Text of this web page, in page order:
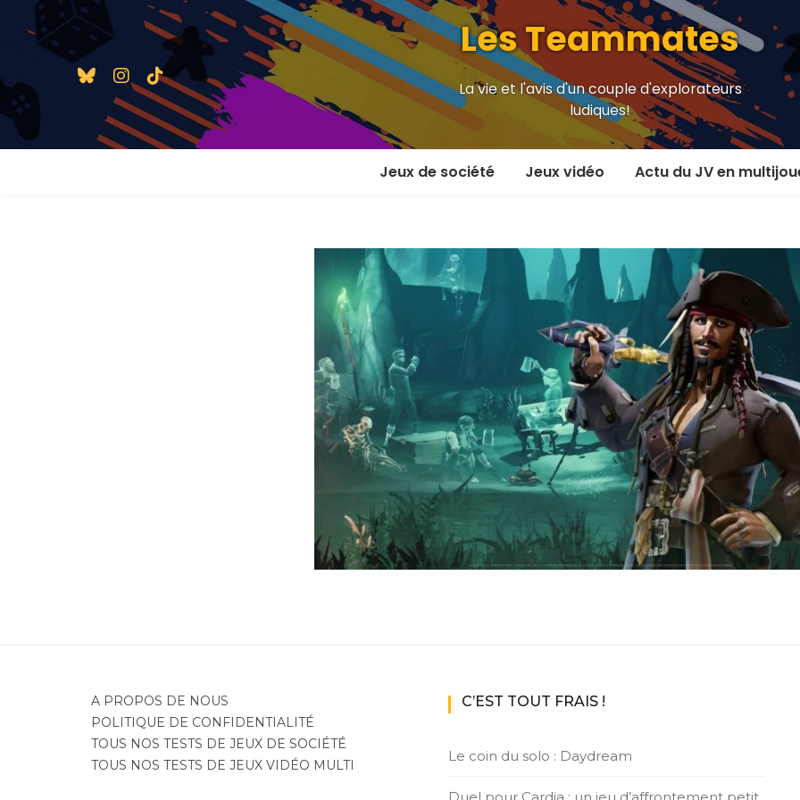
Les Teammates
La vie et l'avis d'un couple d'explorateurs
ludiques!
Jeux de société
2 joueurs
2 joueurs et plus
En coop’
En versus
Jeux Access+
Jeux vidéo
En versus
Local en écran partagé
En ligne
MMORPG
Par plateforme
PC
PS4
PS5
Switch
XBox
Actu du JV en
A PROPOS DE NOUS
POLITIQUE DE CONFIDENTIALITÉ
TOUS NOS TESTS DE JEUX DE SOCIÉTÉ
TOUS NOS TESTS DE JEUX VIDÉO MULTI
C’EST TOUT FRAIS !
Le coin du solo : Daydream